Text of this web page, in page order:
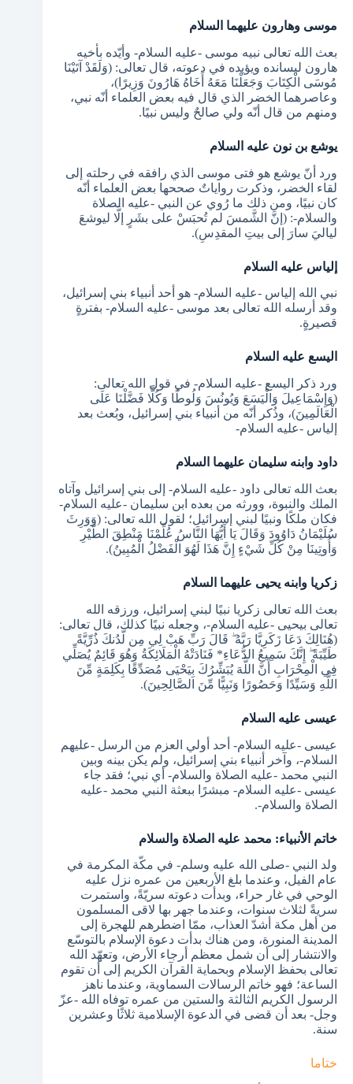
موسى وهارون عليهما السلام
بعث الله تعالى نبيه موسى -عليه السلام- وأيّده بأخيه
هارون ليسانده ويؤيده في دعوته، قال تعالى: (وَلَقَدْ آتَيْنَا
مُوسَى الْكِتَابَ وَجَعَلْنَا مَعَهُ أَخَاهُ هَارُونَ وَزِيرًا)،
وعاصرهما الخضر الذي قال فيه بعض العلماء أنّه نبي،
ومنهم من قال أنّه ولي صالحٌ وليس نبيًا.
يوشع بن نون عليه السلام
ورد أنّ يوشع هو فتى موسى الذي رافقه في رحلته إلى
لقاء الخضر، وذكرت رواياتٌ صححها بعض العلماء أنّه
كان نبيًا، ومن ذلك ما رُوي عن النبي -عليه الصلاة
والسلام-: (إنَّ الشَّمسَ لم تُحبَسْ على بشَرٍ إلَّا ليوشعَ
لياليَ سارَ إلى بيتِ المقدِسِ).
إلياس عليه السلام
نبي الله إلياس -عليه السلام- هو أحد أنبياء بني إسرائيل،
وقد أرسله الله تعالى بعد موسى -عليه السلام- بفترةٍ
قصيرةٍ.
اليسع عليه السلام
ورد ذكر اليسع -عليه السلام- في قول الله تعالى:
(وَإِسْمَاعِيلَ وَالْيَسَعَ وَيُونُسَ وَلُوطًا وَكُلًّا فَضَّلْنَا عَلَى
الْعَالَمِينَ)، وذُكر أنّه من أنبياء بني إسرائيل، وبُعث بعد
إلياس -عليه السلام-
داود وابنه سليمان عليهما السلام
بعث الله تعالى داود -عليه السلام- إلى بني إسرائيل وآتاه
الملك والنبوة، وورثه من بعده ابن سليمان -عليه السلام-
فكان ملكًا ونبيًا لبني إسرائيل؛ لقول الله تعالى: (وَوَرِثَ
سُلَيْمَانُ دَاوُودَ وَقَالَ يَا أَيُّهَا النَّاسُ عُلِّمْنَا مَنْطِقَ الطَّيْرِ
وَأُوتِينَا مِنْ كُلِّ شَيْءٍ إِنَّ هَذَا لَهُوَ الْفَضْلُ الْمُبِينُ).
زكريا وابنه يحيى عليهما السلام
بعث الله تعالى زكريا نبيًا لبني إسرائيل، ورزقه الله
تعالى بيحيى -عليه السلام-، وجعله نبيًا كذلك، قال تعالى:
(هُنَالِكَ دَعَا زَكَرِيَّا رَبَّهُ ۖ قَالَ رَبِّ هَبْ لِي مِن لَّدُنكَ ذُرِّيَّةً
طَيِّبَةً ۖ إِنَّكَ سَمِيعُ الدُّعَاءِ* فَنَادَتْهُ الْمَلَائِكَةُ وَهُوَ قَائِمٌ يُصَلِّي
فِي الْمِحْرَابِ أَنَّ اللَّهَ يُبَشِّرُكَ بِيَحْيَى مُصَدِّقًا بِكَلِمَةٍ مِّنَ
اللَّهِ وَسَيِّدًا وَحَصُورًا وَنَبِيًّا مِّنَ الصَّالِحِينَ).
عيسى عليه السلام
عيسى -عليه السلام- أحد أولي العزم من الرسل -عليهم
السلام-، وآخر أنبياء بني إسرائيل، ولم يكن بينه وبين
النبي محمد -عليه الصلاة والسلام- أي نبي؛ فقد جاء
عيسى -عليه السلام- مبشرًا ببعثة النبي محمد -عليه
الصلاة والسلام-.
خاتم الأنبياء: محمد عليه الصلاة والسلام
ولد النبي -صلى الله عليه وسلم- في مكّة المكرمة في
عام الفيل، وعندما بلغ الأربعين من عمره نزل عليه
الوحي في غار حراء، وبدأت دعوته سريّةً، واستمرت
سريةً لثلاث سنوات، وعندما جهر بها لاقى المسلمون
من أهل مكة أشدّ العذاب، ممّا اضطرهم للهجرة إلى
المدينة المنورة، ومن هناك بدأت دعوة الإسلام بالتوسّع
والانتشار إلى أن شمل معظم أرجاء الأرض، وتعهّد الله
تعالى بحفظ الإسلام وبحماية القرآن الكريم إلى أن تقوم
الساعة؛ فهو خاتم الرسالات السماوية، وعندما ناهز
الرسول الكريم الثالثة والستين من عمره توفاه الله -عزّ
وجل- بعد أن قضى في الدعوة الإسلامية ثلاثًا وعشرين
سنة.
ختاما